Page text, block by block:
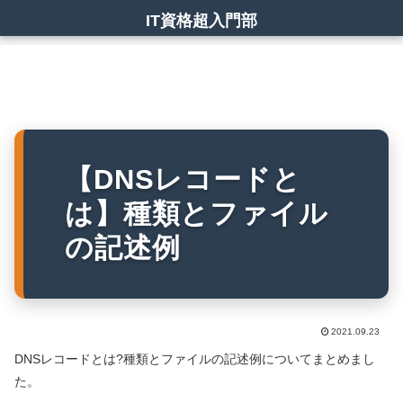
IT資格超入門部
【DNSレコードと
は】種類とファイル
の記述例
2021.09.23
DNSレコードとは?種類とファイルの記述例についてまとめまし
た。